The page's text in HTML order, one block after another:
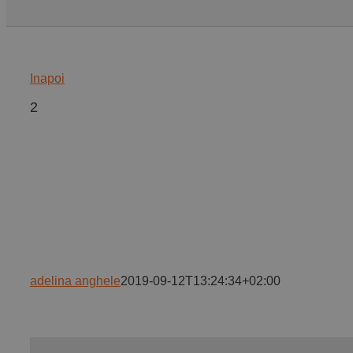
Inapoi
2
adelina anghele2019-09-12T13:24:34+02:00